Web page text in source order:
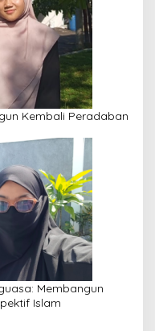
Kembali Peradaban
Membangun
Islam